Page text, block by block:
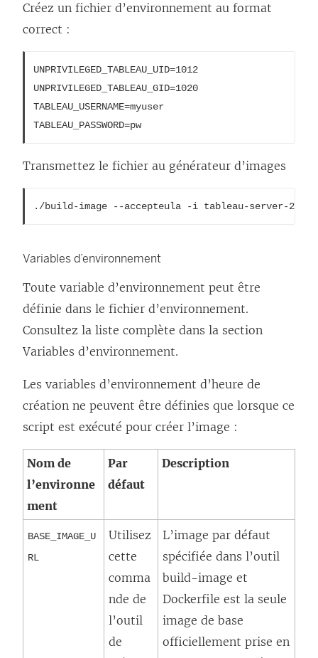
e
Créez un fichier d’environnement au format
correct :
UNPRIVILEGED_TABLEAU_UID=1012
UNPRIVILEGED_TABLEAU_GID=1020
TABLEAU_USERNAME=myuser
TABLEAU_PASSWORD=pw
Transmettez le fichier au générateur d’images
./build-image --accepteula -i tableau-server-
Variables d’environnement
Toute variable d’environnement peut être
définie dans le fichier d’environnement.
Consultez la liste complète dans la section
Variables d’environnement.
Les variables d’environnement d’heure de
création ne peuvent être définies que lorsque ce
script est exécuté pour créer l’image :
Nom de
l’environne
ment
Par
défaut
Description
BASE_IMAGE_U
RL
Utilisez
cette
comma
nde de
l’outil
de
L’image par défaut
spécifiée dans l’outil
build-image et
Dockerfile est la seule
image de base
officiellement prise en